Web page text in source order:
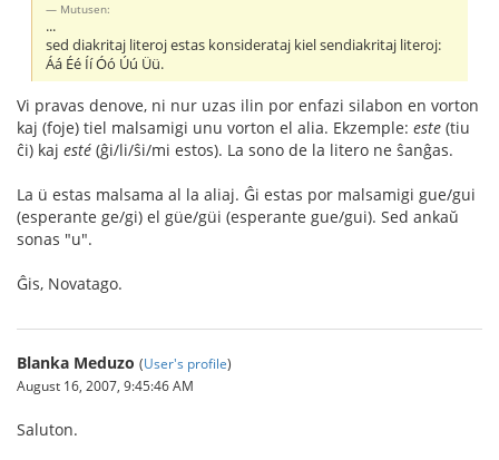
Mutusen:
...
sed diakritaj literoj estas konsiderataj kiel sendiakritaj literoj:
Áá Éé Íí Óó Úú Üü.
Vi pravas denove, ni nur uzas ilin por enfazi silabon en vorton
kaj (foje) tiel malsamigi unu vorton el alia. Ekzemple: este (tiu
ĉi) kaj esté (ĝi/li/ŝi/mi estos). La sono de la litero ne ŝanĝas.
La ü estas malsama al la aliaj. Ĝi estas por malsamigi gue/gui
(esperante ge/gi) el güe/güi (esperante gue/gui). Sed ankaŭ
sonas "u".
Ĝis, Novatago.
Blanka Meduzo (User's profile)
August 16, 2007, 9:45:46 AM
Saluton.